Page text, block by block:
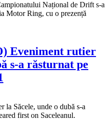
Național de Drift s-a
Motor Ring, cu o prezență
Eveniment rutier
s-a răsturnat pe
la Săcele, unde o dubă s-a
first on Saceleanul.